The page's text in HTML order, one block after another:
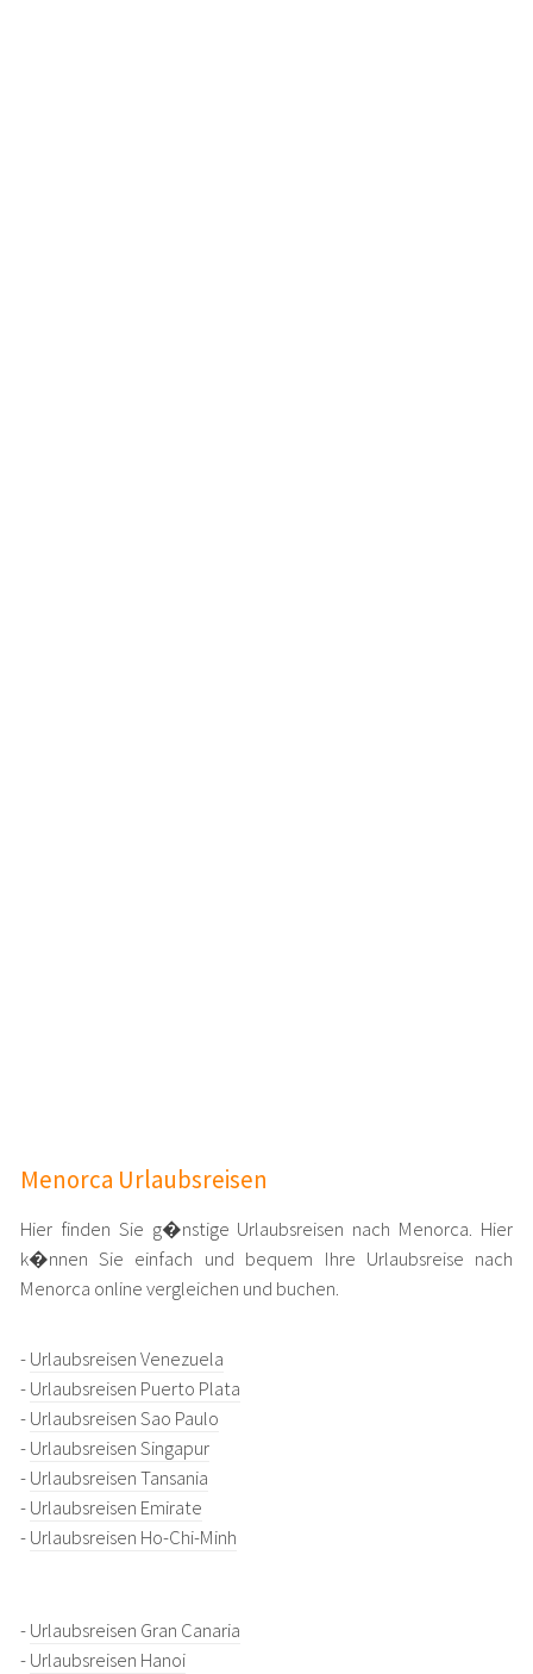
Menorca Urlaubsreisen
Hier finden Sie g�nstige Urlaubsreisen nach Menorca. Hier
k�nnen Sie einfach und bequem Ihre Urlaubsreise nach
Menorca online vergleichen und buchen.
-Urlaubsreisen Venezuela
-Urlaubsreisen Puerto Plata
-Urlaubsreisen Sao Paulo
-Urlaubsreisen Singapur
-Urlaubsreisen Tansania
-Urlaubsreisen Emirate
-Urlaubsreisen Ho-Chi-Minh
-Urlaubsreisen Gran Canaria
-Urlaubsreisen Hanoi